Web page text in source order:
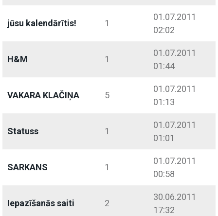
jūsu kalendārītis! 1
01.07.2011
02:02
H&M 1
01.07.2011
01:44
VAKARA KLAČIŅA 5
01.07.2011
01:13
Statuss 1
01.07.2011
01:01
SARKANS 1
01.07.2011
00:58
Iepazīšanās saiti 2
30.06.2011
17:32